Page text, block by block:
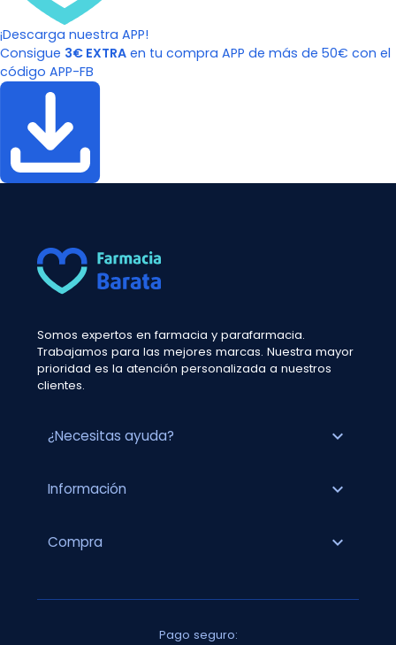
¡Descarga nuestra APP!
Consigue 3€ EXTRA en tu compra APP de más de 50€ con el
código APP-FB
Somos expertos en farmacia y parafarmacia.
Trabajamos para las mejores marcas. Nuestra mayor
prioridad es la atención personalizada a nuestros
clientes.
¿Necesitas ayuda? expand_more
Información expand_more
Compra expand_more
Pago seguro: